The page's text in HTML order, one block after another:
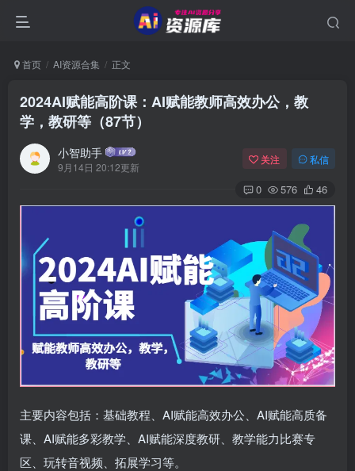
首页 AI资源合集 正文
2024AI赋能高阶课：AI赋能教师高效办公，教
学，教研等（87节）
小智助手
9月14日 20:12更新
关注 私信
0 576 46
主要内容包括：基础教程、AI赋能高效办公、AI赋能高质备
课、AI赋能多彩教学、AI赋能深度教研、教学能力比赛专
区、玩转音视频、拓展学习等。